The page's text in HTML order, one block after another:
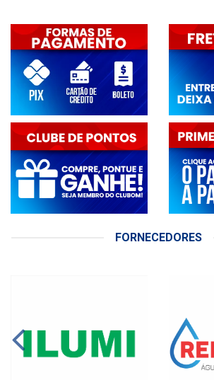
FORNECEDORES